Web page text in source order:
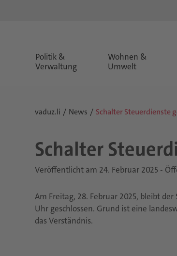
Politik &
Verwaltung
Wohnen &
Umwelt
vaduz.li News Schalter Steuerdienste
Schal­ter
Veröffentlicht am 24. Februar 2025 -
Am Freitag, 28. Februar 2025, bleibt
Uhr geschlossen. Grund ist eine
das Verständnis.